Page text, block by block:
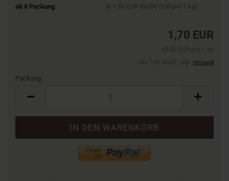
ab 6 Packung
je 1,50 EUR (60,00 EUR pro 1 kg)
1,70 EUR
68,00 EUR pro 1 kg
inkl. 19% MwSt. zzgl. Versand
Packung: